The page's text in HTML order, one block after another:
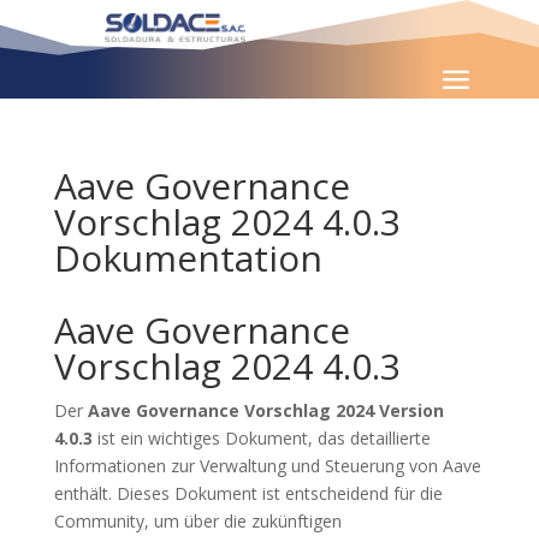
Aave Governance
Vorschlag 2024 4.0.3
Dokumentation
Aave Governance
Vorschlag 2024 4.0.3
Der Aave Governance Vorschlag 2024 Version
4.0.3 ist ein wichtiges Dokument, das detaillierte
Informationen zur Verwaltung und Steuerung von Aave
enthält. Dieses Dokument ist entscheidend für die
Community, um über die zukünftigen